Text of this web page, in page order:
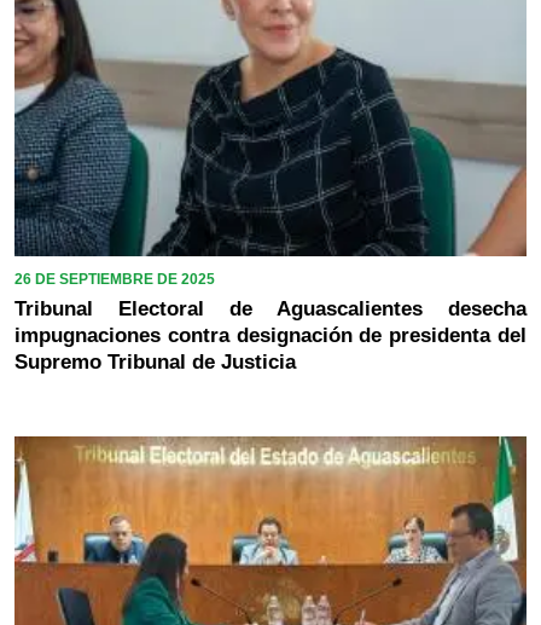
26 DE SEPTIEMBRE DE 2025
Tribunal Electoral de Aguascalientes desecha
impugnaciones contra designación de presidenta del
Supremo Tribunal de Justicia